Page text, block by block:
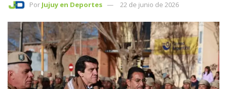
Por Jujuy en Deportes 22 de junio de 2026